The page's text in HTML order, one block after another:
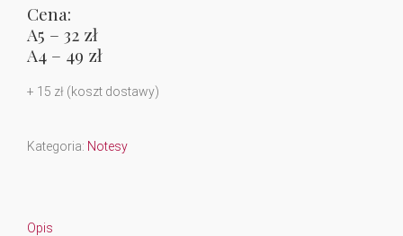
Cena:
A5 – 32 zł
A4 – 49 zł
+ 15 zł (koszt dostawy)
Kategoria: Notesy
Opis